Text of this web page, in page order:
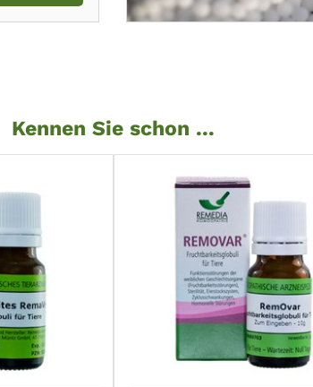
Kennen Sie schon ...